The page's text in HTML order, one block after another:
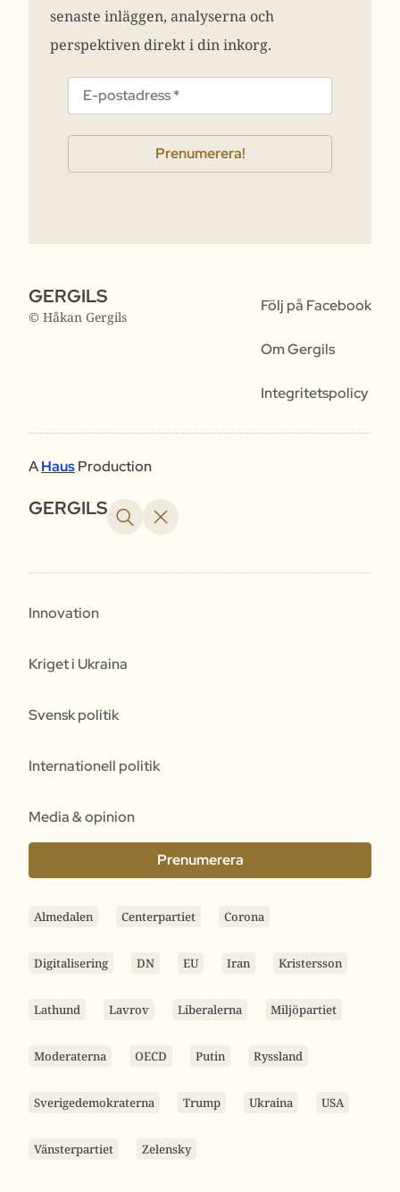
senaste inläggen, analyserna och
perspektiven direkt i din inkorg.
GERGILS
© Håkan Gergils
Följ på Facebook
Om Gergils
Integritetspolicy
AHausProduction
GERGILS
Innovation
Kriget i Ukraina
Svensk politik
Internationell politik
Media & opinion
Prenumerera
Almedalen Centerpartiet Corona
Digitalisering DN EU Iran Kristersson
Lathund Lavrov Liberalerna Miljöpartiet
Moderaterna OECD Putin Ryssland
Sverigedemokraterna Trump Ukraina USA
Vänsterpartiet Zelensky